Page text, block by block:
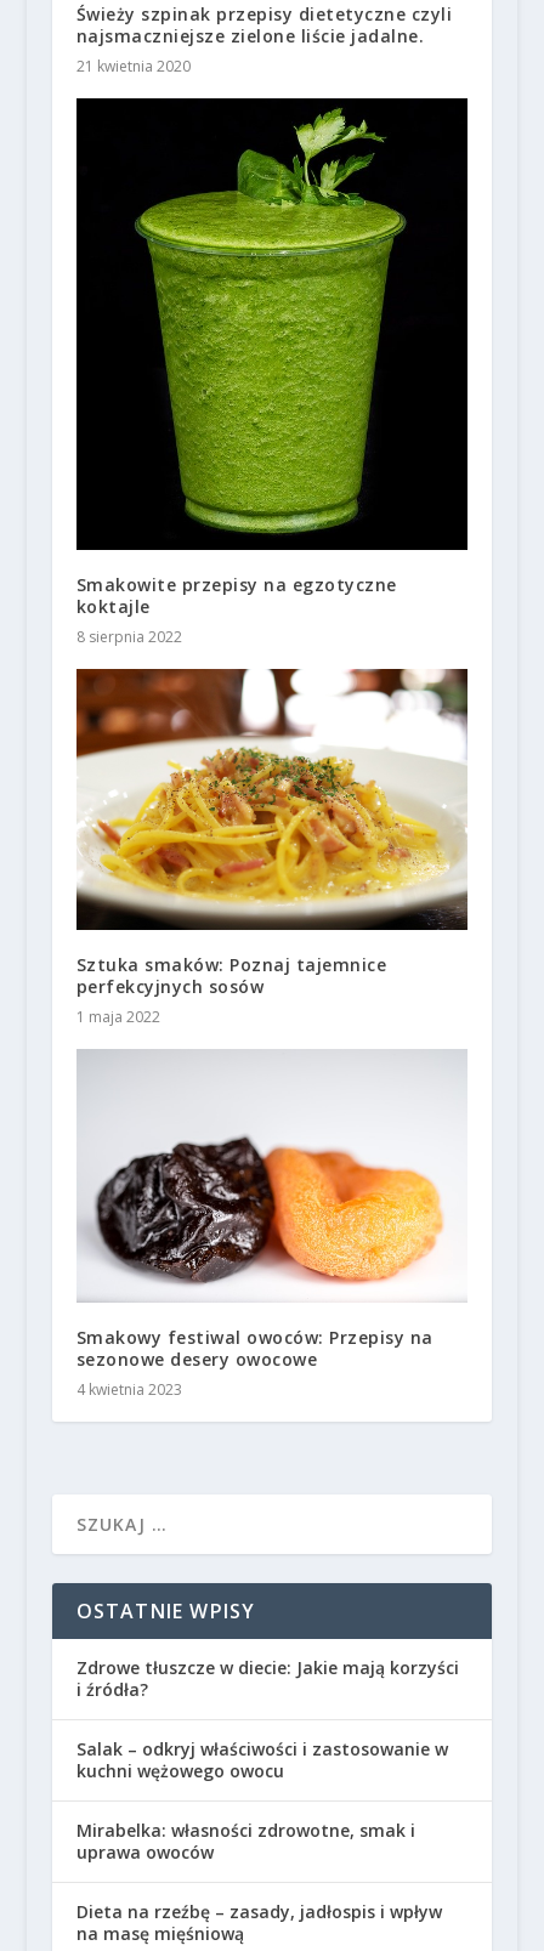
Świeży szpinak przepisy dietetyczne czyli
najsmaczniejsze zielone liście jadalne.
21 kwietnia 2020
Smakowite przepisy na egzotyczne
koktajle
8 sierpnia 2022
Sztuka smaków: Poznaj tajemnice
perfekcyjnych sosów
1 maja 2022
Smakowy festiwal owoców: Przepisy na
sezonowe desery owocowe
4 kwietnia 2023
OSTATNIE WPISY
Zdrowe tłuszcze w diecie: Jakie mają korzyści
i źródła?
Salak – odkryj właściwości i zastosowanie w
kuchni wężowego owocu
Mirabelka: własności zdrowotne, smak i
uprawa owoców
Dieta na rzeźbę – zasady, jadłospis i wpływ
na masę mięśniową